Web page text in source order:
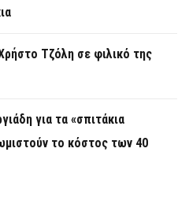
Τζόλη σε φιλικό της
για τα «σπιτάκια
το κόστος των 40